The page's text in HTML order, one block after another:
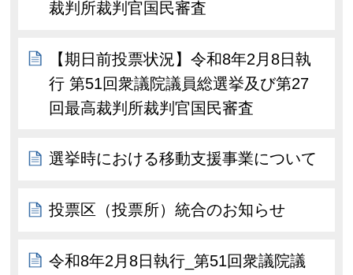
裁判所裁判官国民審査
【期日前投票状況】令和8年2月8日執
行 第51回衆議院議員総選挙及び第27
回最高裁判所裁判官国民審査
選挙時における移動支援事業について
投票区（投票所）統合のお知らせ
令和8年2月8日執行_第51回衆議院議